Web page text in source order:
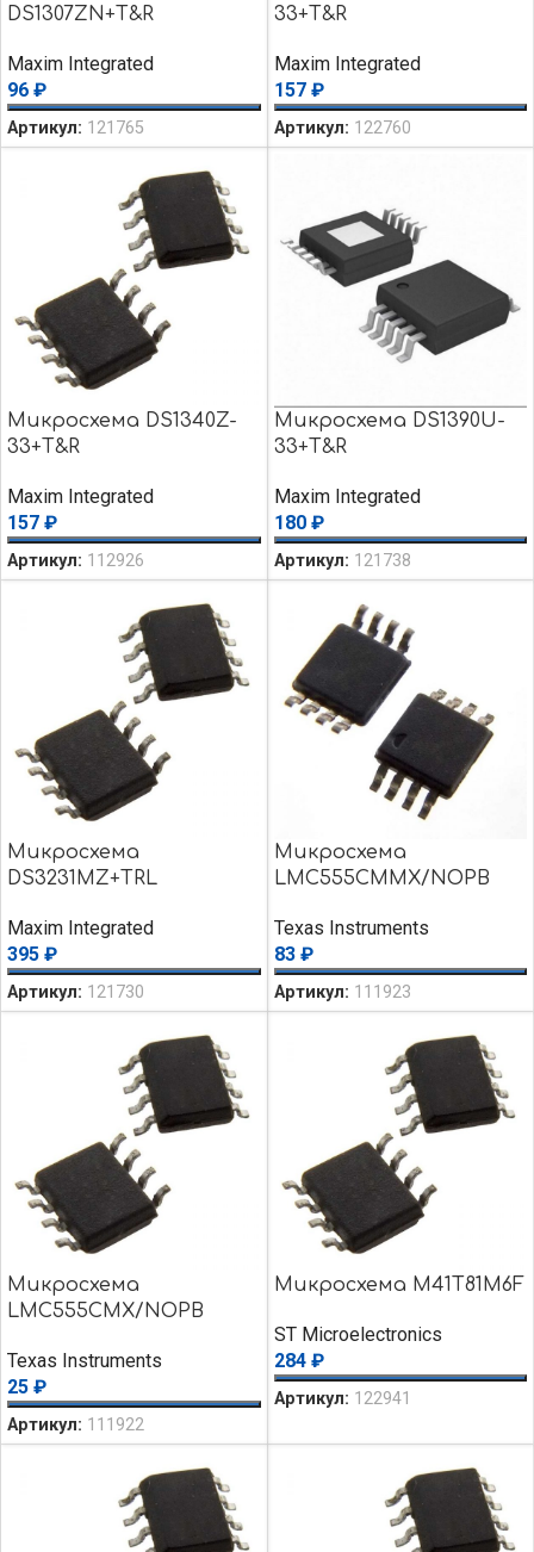
DS1307ZN+T&R
Maxim Integrated
96 ₽
Артикул: 121765
33+T&R
Maxim Integrated
157 ₽
Артикул: 122760
Микросхема DS1340Z-
33+T&R
Maxim Integrated
157 ₽
Артикул: 112926
Микросхема DS1390U-
33+T&R
Maxim Integrated
180 ₽
Артикул: 121738
Микросхема
DS3231MZ+TRL
Maxim Integrated
395 ₽
Артикул: 121730
Микросхема
LMC555CMMX/NOPB
Texas Instruments
83 ₽
Артикул: 111923
Микросхема
LMC555CMX/NOPB
Texas Instruments
25 ₽
Артикул: 111922
Микросхема M41T81M6F
ST Microelectronics
284 ₽
Артикул: 122941